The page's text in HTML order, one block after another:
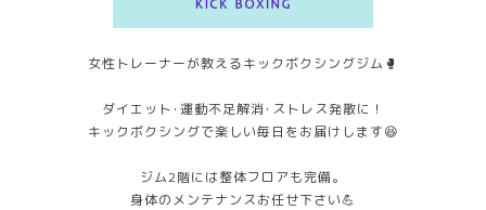
女性トレーナーが教えるキックボクシングジム🥊
ダイエット･運動不足解消･ストレス発散に！
キックボクシングで楽しい毎日をお届けします😆
ジム2階には整体フロアも完備。
身体のメンテナンスお任せ下さい💪